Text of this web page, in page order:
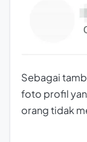
Sebagai
foto profil
orang tidak